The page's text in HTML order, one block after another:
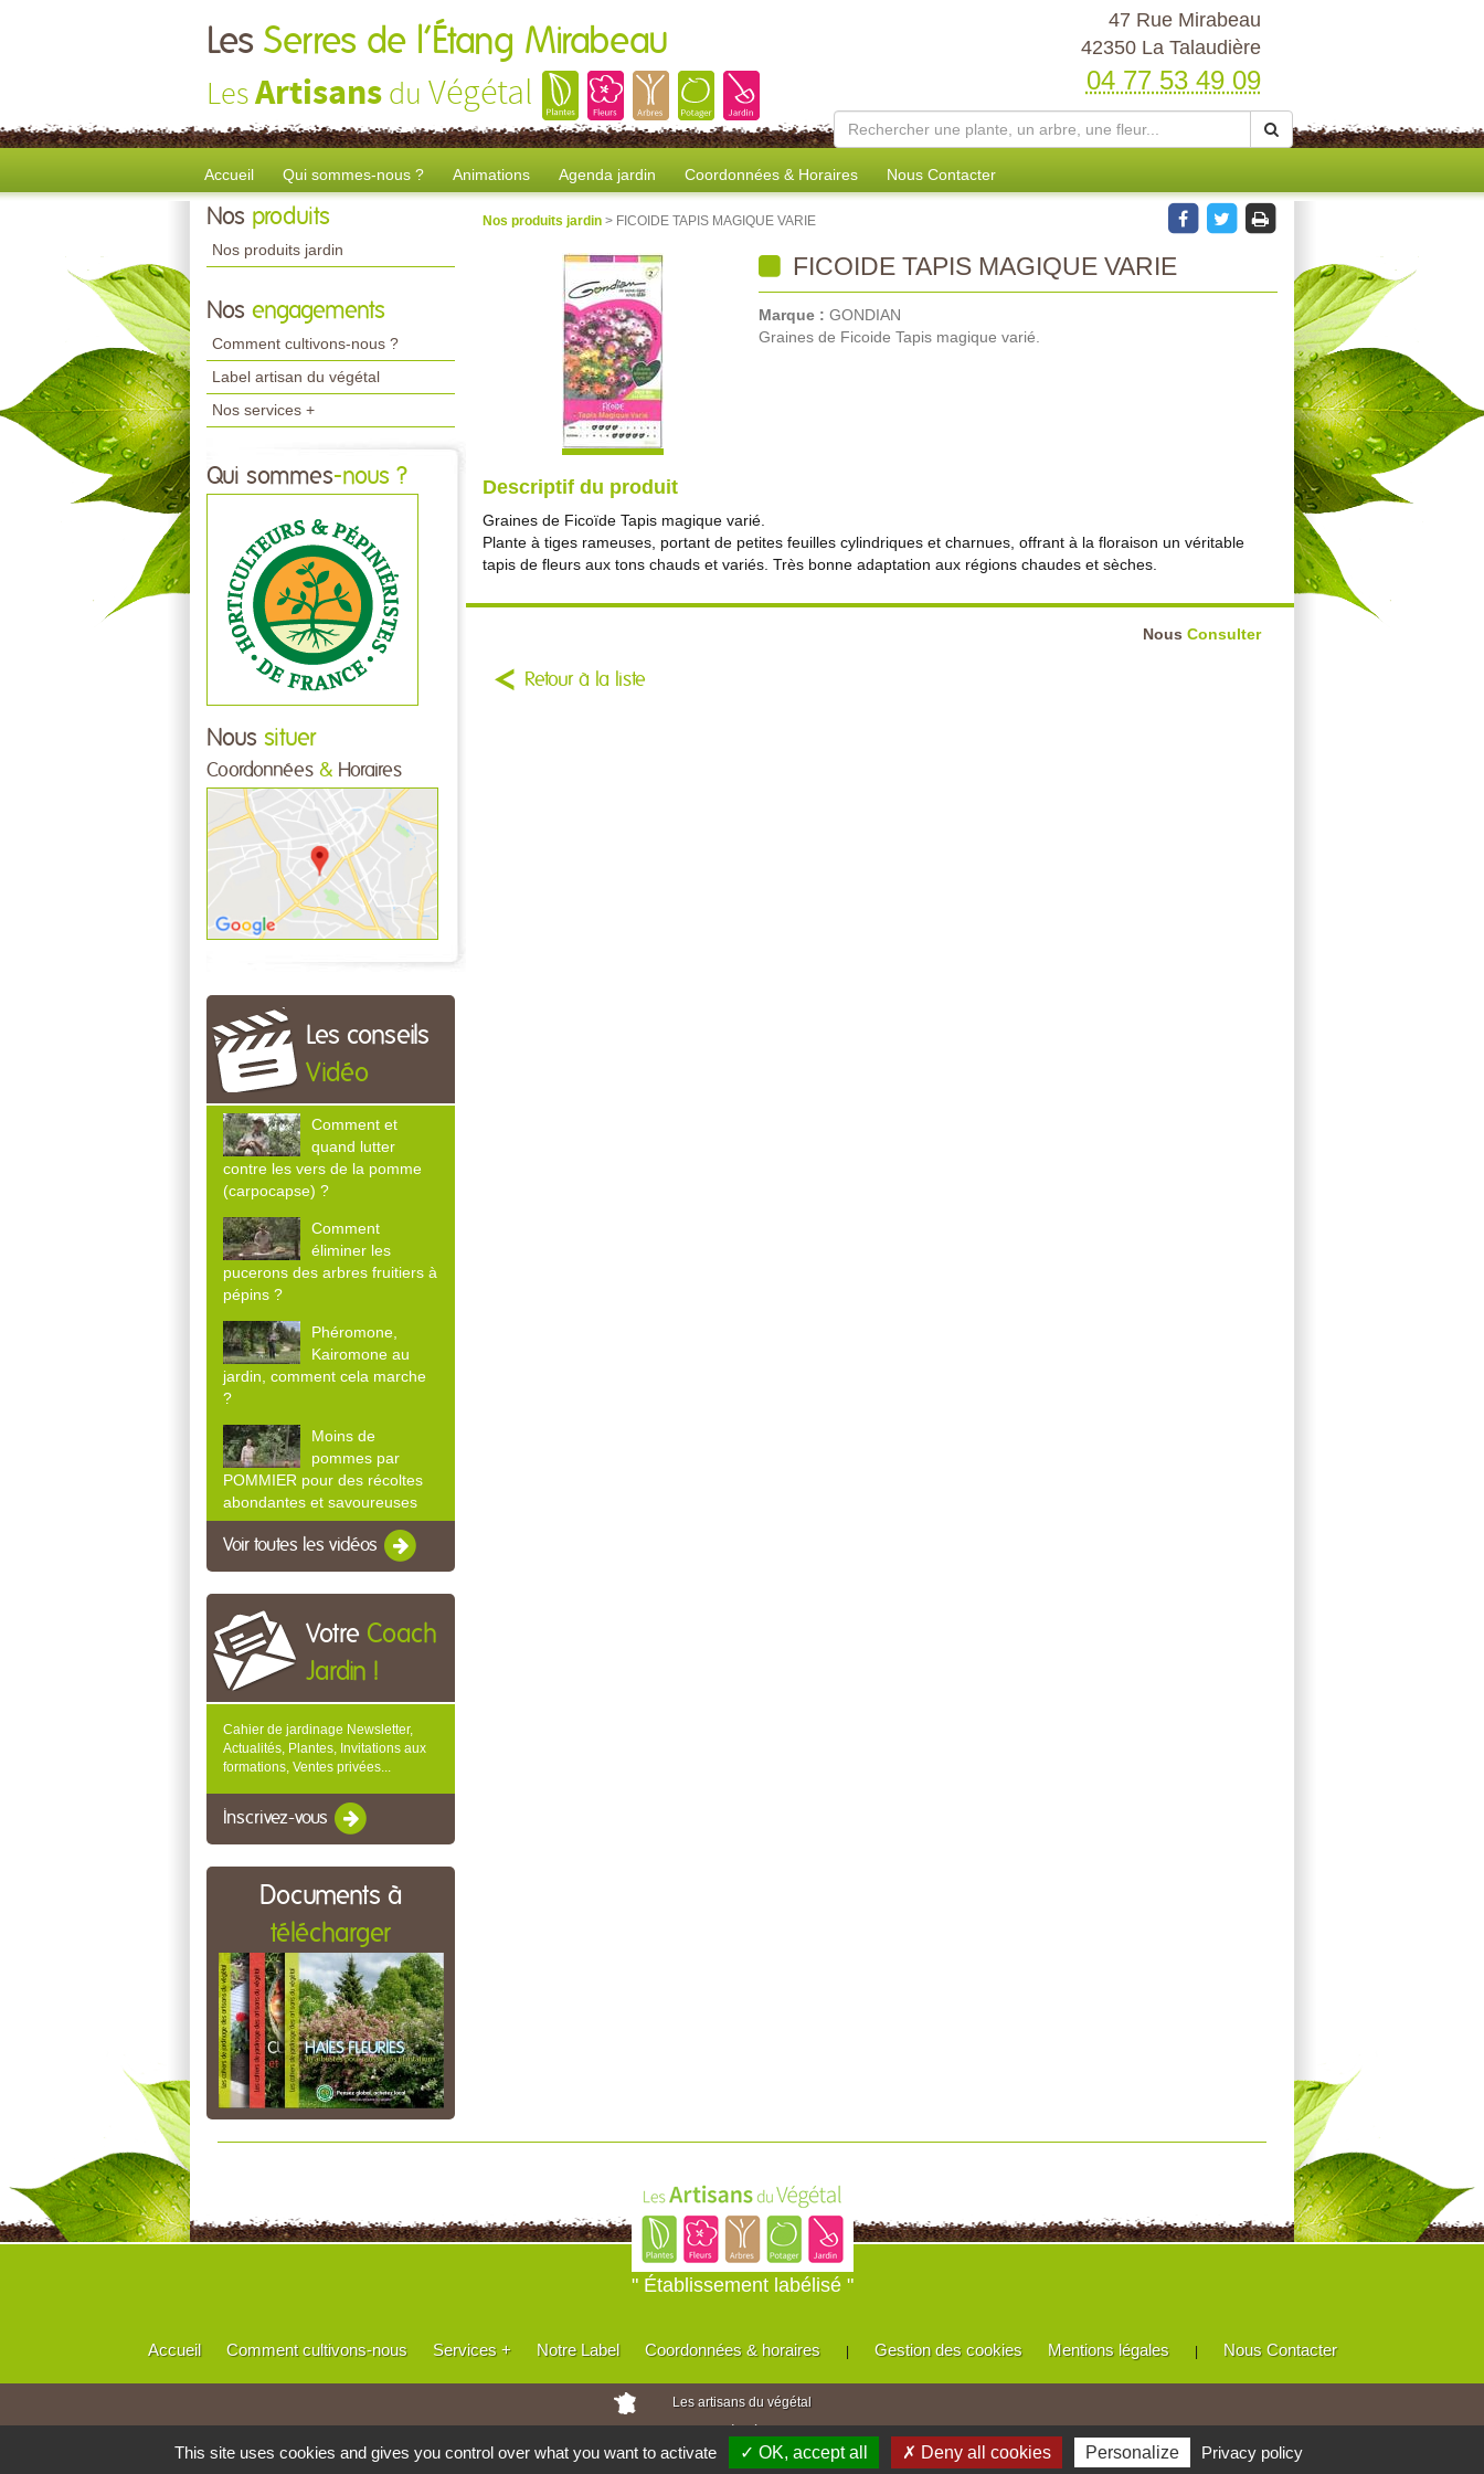
Les Serres de l’Étang Mirabeau
LesArtisans du Végétal
47 Rue Mirabeau
42350 La Talaudière
04 77 53 49 09
Accueil Qui sommes-nous ? Animations Agenda jardin Coordonnées & Horaires Nous Contacter
Nos produits
Nos produits jardin
Nos engagements
Comment cultivons-nous ?
Label artisan du végétal
Nos services +
Qui sommes-nous ?
Nous situer
Coordonnées & Horaires
Les conseils
Vidéo
Comment et
quand lutter
contre les vers de la pomme
(carpocapse) ?
Comment
éliminer les
pucerons des arbres fruitiers à
pépins ?
Phéromone,
Kairomone au
jardin, comment cela marche
?
Moins de
pommes par
POMMIER pour des récoltes
abondantes et savoureuses
Voir toutes les vidéos
Votre Coach
Jardin !
Cahier de jardinage Newsletter,
Actualités, Plantes, Invitations aux
formations, Ventes privées...
Inscrivez-vous
Documents à
télécharger
Nos produits jardin > FICOIDE TAPIS MAGIQUE VARIE
FICOIDE TAPIS MAGIQUE VARIE
Marque : GONDIAN
Graines de Ficoide Tapis magique varié.
Descriptif du produit
Graines de Ficoïde Tapis magique varié.
Plante à tiges rameuses, portant de petites feuilles cylindriques et charnues, offrant à la floraison un véritable
tapis de fleurs aux tons chauds et variés. Très bonne adaptation aux régions chaudes et sèches.
Nous Consulter
Retour à la liste
" Établissement labélisé "
Accueil Comment cultivons-nous Services + Notre Label Coordonnées & horaires | Gestion des cookies Mentions légales | Nous Contacter
Les artisans du végétal
Horticulteurs et pépinièristes de France
WEBEnseignes
This site uses cookies and gives you control over what you want to activate ✓ OK, accept all ✗ Deny all cookies Personalize Privacy policy